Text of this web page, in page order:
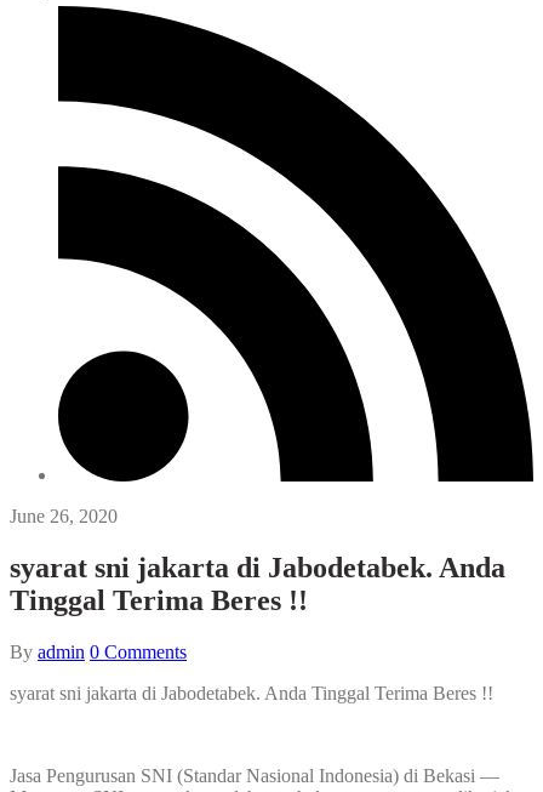
June 26, 2020
syarat sni jakarta di Jabodetabek. Anda
Tinggal Terima Beres !!
By admin 0 Comments
syarat sni jakarta di Jabodetabek. Anda Tinggal Terima Beres !!
Jasa Pengurusan SNI (Standar Nasional Indonesia) di Bekasi —